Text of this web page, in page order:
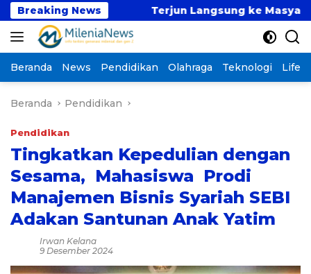
Langsung
ke
konten
Breaking News
Maba Terjun Langsung ke Masyarakat, Tim
Beranda News Pendidikan Olahraga Teknologi
Beranda Pendidikan
Pendidikan
Tingkatkan Kepedulian dengan
Sesama, Mahasiswa Prodi
Manajemen Bisnis Syariah SEBI
Adakan Santunan Anak Yatim
Irwan Kelana
9 Desember 2024